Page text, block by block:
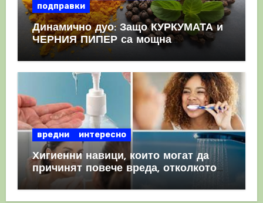
подправки
Динамично дуо: Защо КУРКУМАТА и
ЧЕРНИЯ ПИПЕР са мощна
комбинация
вредни интересно
Хигиенни навици, които могат да
причинят повече вреда, отколкото
полза